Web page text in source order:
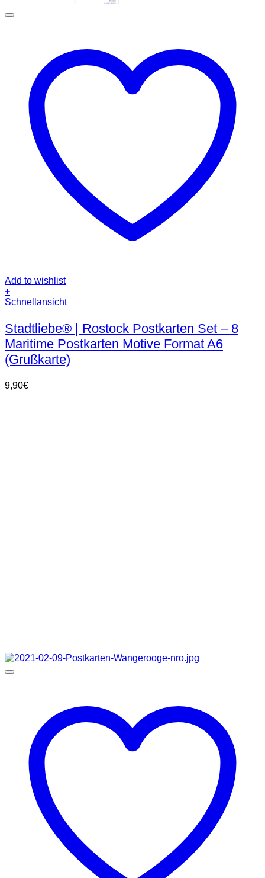
Add to wishlist
+
Schnellansicht
Stadtliebe® | Rostock Postkarten Set – 8
Maritime Postkarten Motive Format A6
(Grußkarte)
9,90€